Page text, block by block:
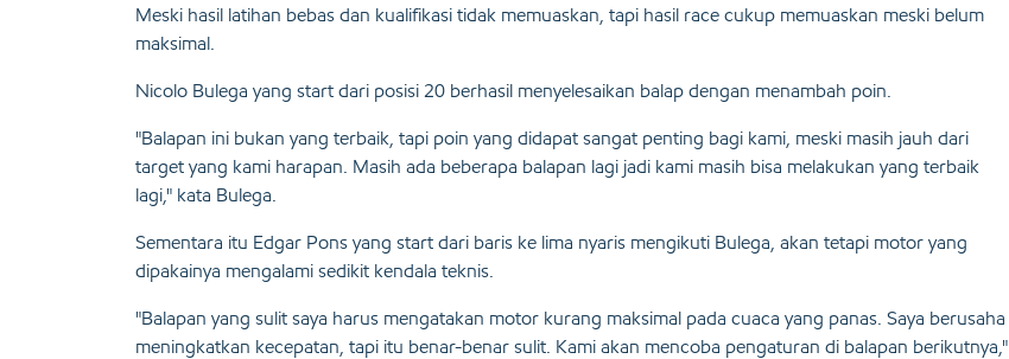
Meski hasil latihan bebas dan kualifikasi tidak memuaskan, tapi hasil race cukup memuaskan meski belum
maksimal.
Nicolo Bulega yang start dari posisi 20 berhasil menyelesaikan balap dengan menambah poin.
"Balapan ini bukan yang terbaik, tapi poin yang didapat sangat penting bagi kami, meski masih jauh dari
target yang kami harapan. Masih ada beberapa balapan lagi jadi kami masih bisa melakukan yang terbaik
lagi," kata Bulega.
Sementara itu Edgar Pons yang start dari baris ke lima nyaris mengikuti Bulega, akan tetapi motor yang
dipakainya mengalami sedikit kendala teknis.
"Balapan yang sulit saya harus mengatakan motor kurang maksimal pada cuaca yang panas. Saya berusaha
meningkatkan kecepatan, tapi itu benar-benar sulit. Kami akan mencoba pengaturan di balapan berikutnya,"